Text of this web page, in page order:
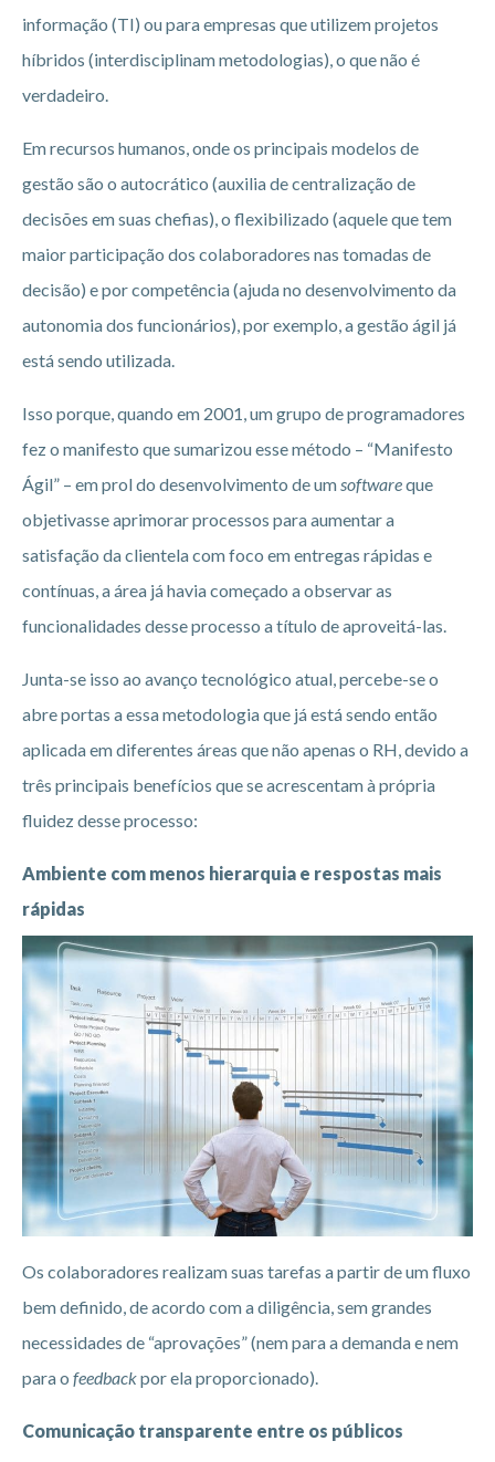
informação (TI) ou para empresas que utilizem projetos
híbridos (interdisciplinam metodologias), o que não é
verdadeiro.
Em recursos humanos, onde os principais modelos de
gestão são o autocrático (auxilia de centralização de
decisões em suas chefias), o flexibilizado (aquele que tem
maior participação dos colaboradores nas tomadas de
decisão) e por competência (ajuda no desenvolvimento da
autonomia dos funcionários), por exemplo, a gestão ágil já
está sendo utilizada.
Isso porque, quando em 2001, um grupo de programadores
fez o manifesto que sumarizou esse método – “Manifesto
Ágil” – em prol do desenvolvimento de umsoftwareque
objetivasse aprimorar processos para aumentar a
satisfação da clientela com foco em entregas rápidas e
contínuas, a área já havia começado a observar as
funcionalidades desse processo a título de aproveitá-las.
Junta-se isso ao avanço tecnológico atual, percebe-se o
abre portas a essa metodologia que já está sendo então
aplicada em diferentes áreas que não apenas o RH, devido a
três principais benefícios que se acrescentam à própria
fluidez desse processo:
Ambiente com menos hierarquia e respostas mais
rápidas
Os colaboradores realizam suas tarefas a partir de um fluxo
bem definido, de acordo com a diligência, sem grandes
necessidades de “aprovações” (nem para a demanda e nem
para o feedbackpor ela proporcionado).
Comunicação transparente entre os públicos